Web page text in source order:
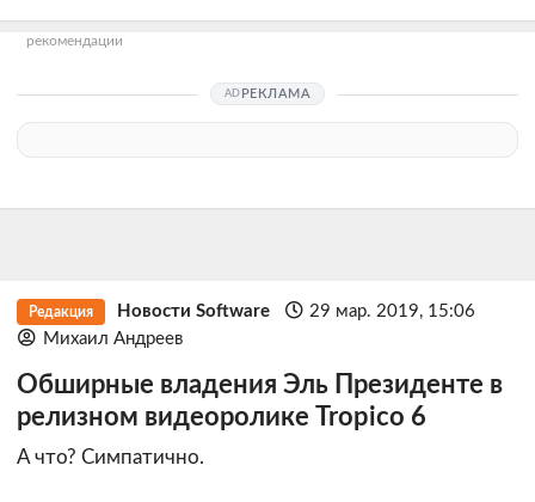
рекомендации
РЕКЛАМА
Редакция Новости Software
29 мар. 2019, 15:06
Михаил Андреев
Обширные владения Эль Президенте в
релизном видеоролике Tropico 6
А что? Симпатично.